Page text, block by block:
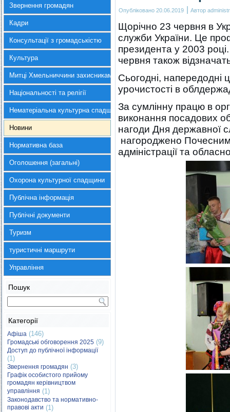
Звернення громадян
Кадри
Консультації з громадськістю
Культура
Митці Хмельниччини захисникам України
Національності та релігії
Нематеріальна культурна спадщина
Новини
Нормативна база
Оголошення (загальні)
Охорона культурної спадщини
Публічна інформація
Публічні документи
Туризм
туристичні маршрути
Управління
Пошук
Категорії
Афіша (146)
Громадські обговорення 2025 (9)
Доступ до публічної інформації
(1)
Звернення громадян (3)
Графік особистого прийому
громадян керівництвом
управління (1)
Законодавство та нормативно-
правові акти (1)
Опубліковано 20.06.2019 | Автор
Щорічно 23 червня в
служби України. Це
президента у 2003
червня також
Сьогодні, напередодні
урочистості в
За сумлінну працю в
виконання посадових
нагоди Дня державної
нагороджено
адміністрації та